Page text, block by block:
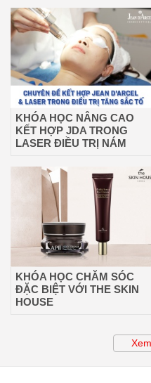
KHÓA HỌC NÂNG CAO
KẾT HỢP JDA TRONG
LASER ĐIỀU TRỊ NÁM
KHÓA HỌC CHĂM SÓC
ĐẶC BIỆT VỚI THE SKIN
HOUSE